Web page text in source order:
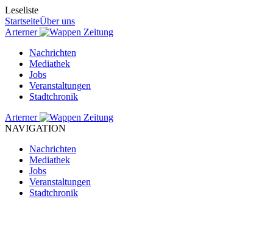
Leseliste
StartseiteÜber uns
Arterner
Zeitung
Nachrichten
Mediathek
Jobs
Veranstaltungen
Stadtchronik
Arterner
Zeitung
NAVIGATION
Nachrichten
Mediathek
Jobs
Veranstaltungen
Stadtchronik